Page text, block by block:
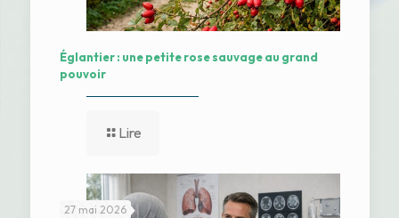
Églantier : une petite rose sauvage au grand
pouvoir
Lire
27 mai 2026